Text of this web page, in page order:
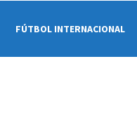
FÚTBOL INTERNACIONAL